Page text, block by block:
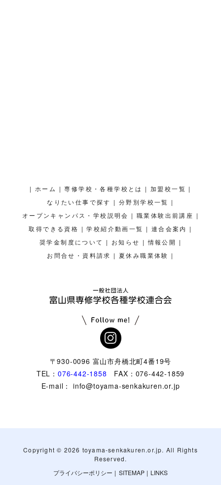
| ホーム |専修学校・各種学校とは | 加盟校一覧 |
なりたい仕事で探す |分野別学校一覧 |
オープンキャンパス・学校説明会 |職業体験出前講座 |
取得できる資格 |学校紹介動画一覧 | 連合会案内 |
奨学金制度について | お知らせ |情報公開 |
お問合せ・資料請求 | 夏休み職業体験 |
〒930-0096 富山市舟橋北町4番19号
TEL： 076-442-1858 FAX：076-442-1859
E-mail： info@toyama-senkakuren.or.jp
Copyright © 2026 toyama-senkakuren.or.jp. All Rights
Reserved.
プライバシーポリシー | SITEMAP| LINKS